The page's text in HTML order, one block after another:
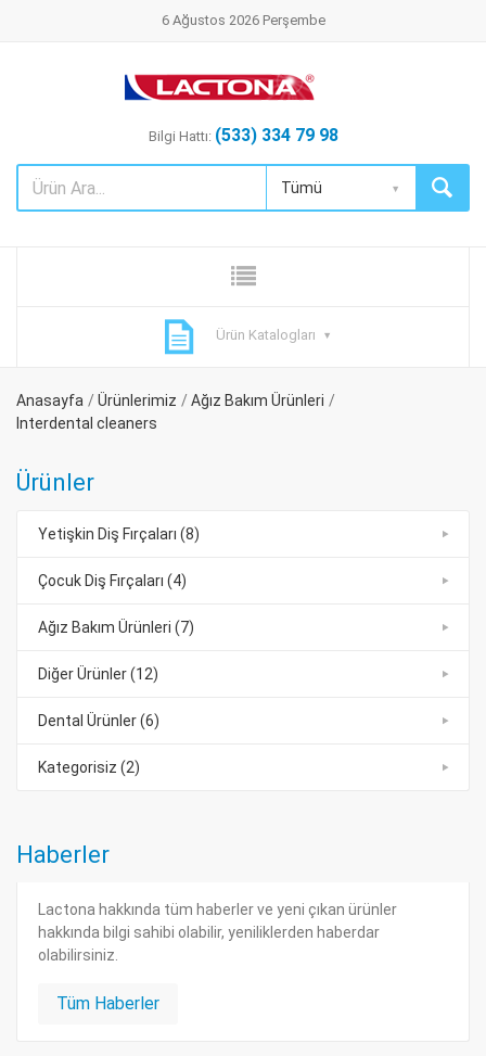
6 Ağustos 2026 Perşembe
Bilgi Hattı: (533) 334 79 98
Tümü
Ürün Katalogları
Anasayfa Ürünlerimiz
Ağız Bakım Ürünleri
Interdental cleaners
Ürünler
Yetişkin Diş Fırçaları (8)
Çocuk Diş Fırçaları (4)
Ağız Bakım Ürünleri (7)
Diğer Ürünler (12)
Dental Ürünler (6)
Kategorisiz (2)
Haberler
Lactona hakkında tüm haberler ve yeni çıkan ürünler
hakkında bilgi sahibi olabilir, yeniliklerden haberdar
olabilirsiniz.
Tüm Haberler